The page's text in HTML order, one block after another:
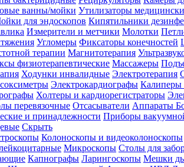
ванны/мойки Утилизаторы
для эндоскопов Кипятильники
Измерители и метчики Молотки
Угломеры Фиксаторы конечностей
терапии Магнитотерапия
физиотерапевтические Массажеры
Ходунки инвалидные Электротерапия
Электрокардиографы Калиперы
Холтеры и кардиорегистраторы
перевязочные Отсасыватели Аппараты
и принадлежности Приборы
Скрыть
Колоноскопы и видеоколоноскопы
Микроскопы Столы для
Капнографы Ларингоскопы Мешки